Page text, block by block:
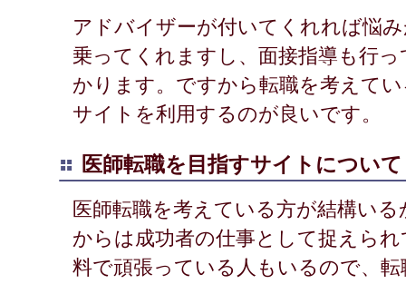
アドバイザーが付いてくれれば悩
乗ってくれますし、面接指導も行
かります。ですから転職を考えて
サイトを利用するのが良いです。
医師転職を目指すサイトについて
医師転職を考えている方が結構い
からは成功者の仕事として捉えら
料で頑張っている人もいるので、